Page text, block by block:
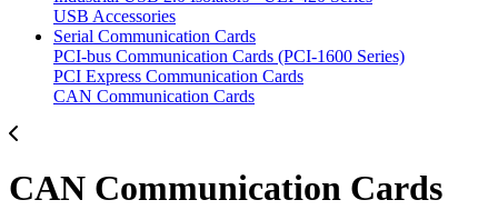
USB Accessories
Serial Communication Cards
PCI-bus Communication Cards (PCI-1600 Series)
PCI Express Communication Cards
CAN Communication Cards
CAN Communication Cards